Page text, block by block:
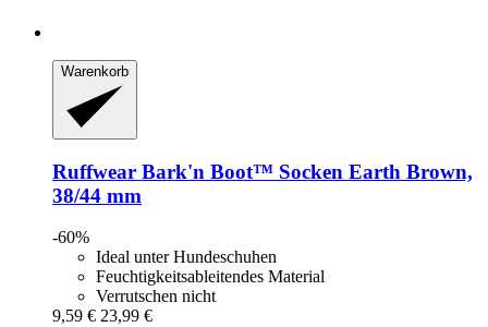
Warenkorb
Ruffwear Bark'n Boot™ Socken Earth Brown,
38/44 mm
-60%
Ideal unter Hundeschuhen
Feuchtigkeitsableitendes Material
Verrutschen nicht
9,59 € 23,99 €